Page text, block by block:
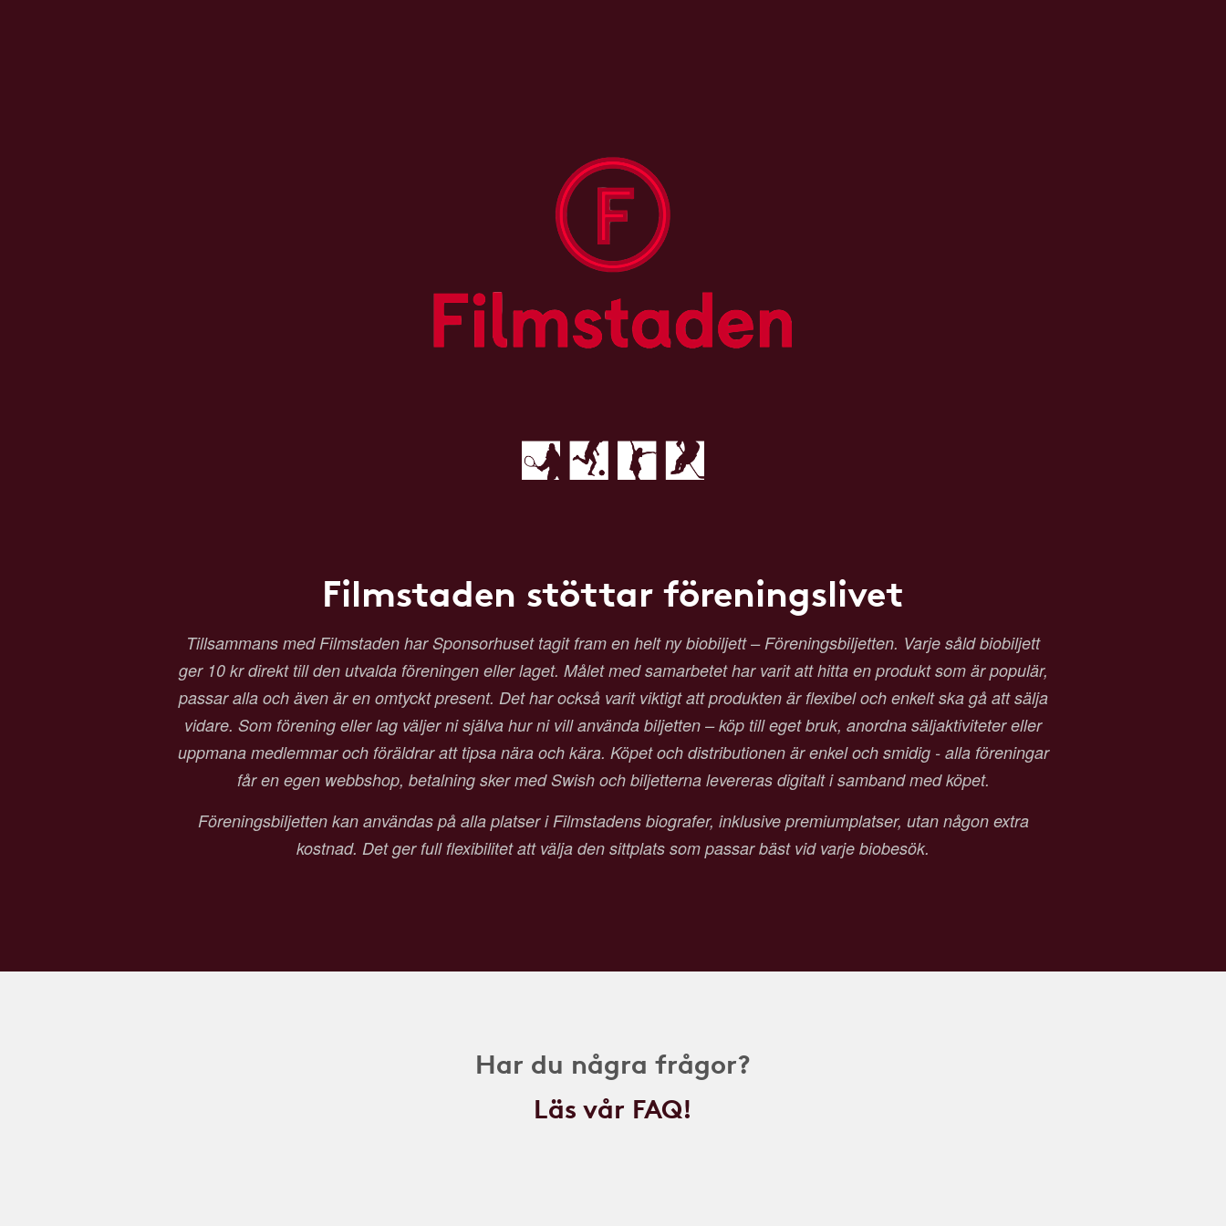
Filmstaden stöttar föreningslivet
Tillsammans med Filmstaden har Sponsorhuset tagit fram en helt ny biobiljett – Föreningsbiljetten. Varje såld biobiljett
ger 10 kr direkt till den utvalda föreningen eller laget. Målet med samarbetet har varit att hitta en produkt som är populär,
passar alla och även är en omtyckt present. Det har också varit viktigt att produkten är flexibel och enkelt ska gå att sälja
vidare. Som förening eller lag väljer ni själva hur ni vill använda biljetten – köp till eget bruk, anordna säljaktiviteter eller
uppmana medlemmar och föräldrar att tipsa nära och kära. Köpet och distributionen är enkel och smidig - alla föreningar
får en egen webbshop, betalning sker med Swish och biljetterna levereras digitalt i samband med köpet.
Föreningsbiljetten kan användas på alla platser i Filmstadens biografer, inklusive premiumplatser, utan någon extra
kostnad. Det ger full flexibilitet att välja den sittplats som passar bäst vid varje biobesök.
Har du några frågor?
Läs vår FAQ!